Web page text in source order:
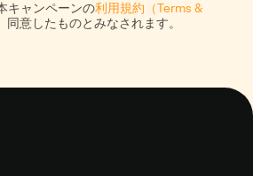
キャンペーンの利用規約（Terms &
同意したものとみなされます。